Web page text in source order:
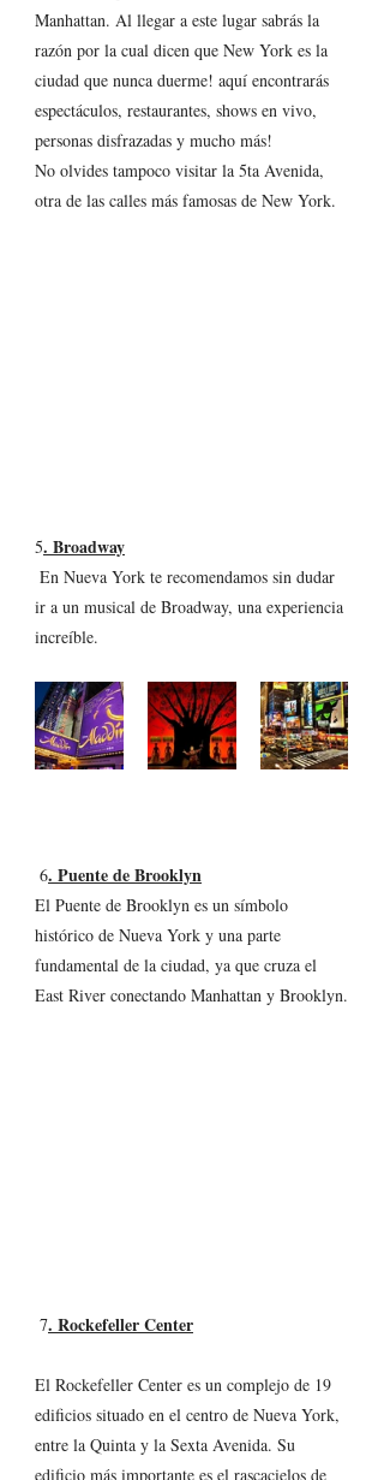
Manhattan. Al llegar a este lugar sabrás la
razón por la cual dicen que New York es la
ciudad que nunca duerme! aquí encontrarás
espectáculos, restaurantes, shows en vivo,
personas disfrazadas y mucho más!
No olvides tampoco visitar la 5ta Avenida,
otra de las calles más famosas de New York.
5. Broadway
ir a un musical de Broadway, una experiencia
increíble.
6. Puente de Brooklyn
El Puente de Brooklyn es un símbolo
histórico de Nueva York y una parte
fundamental de la ciudad, ya que cruza el
East River conectando Manhattan y Brooklyn.
7. Rockefeller Center
El Rockefeller Center es un complejo de 19
edificios situado en el centro de Nueva York,
entre la Quinta y la Sexta Avenida. Su
edificio más importante es el rascacielos de